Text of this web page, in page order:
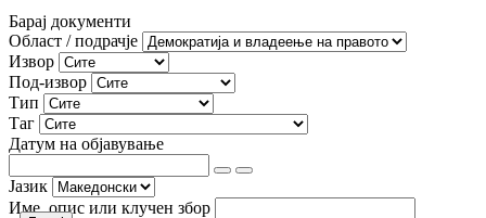
Барај документи
Област / подрачје
Извор
Под-извор
Тип
Таг
Датум на објавување
Јазик
Име, опис или клучен збор